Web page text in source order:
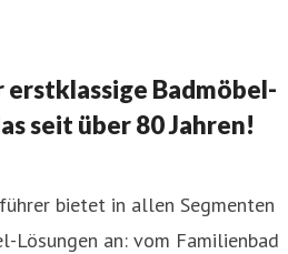
Badmöbel-
seit über 80 Jahren!
bietet in allen Segmenten
Lösungen an: vom Familienbad